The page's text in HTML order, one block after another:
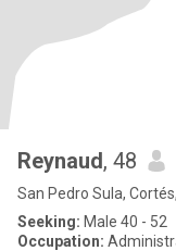
Reynaud, 48
San Pedro Sula,
Seeking: Male 40 - 52
Occupation: